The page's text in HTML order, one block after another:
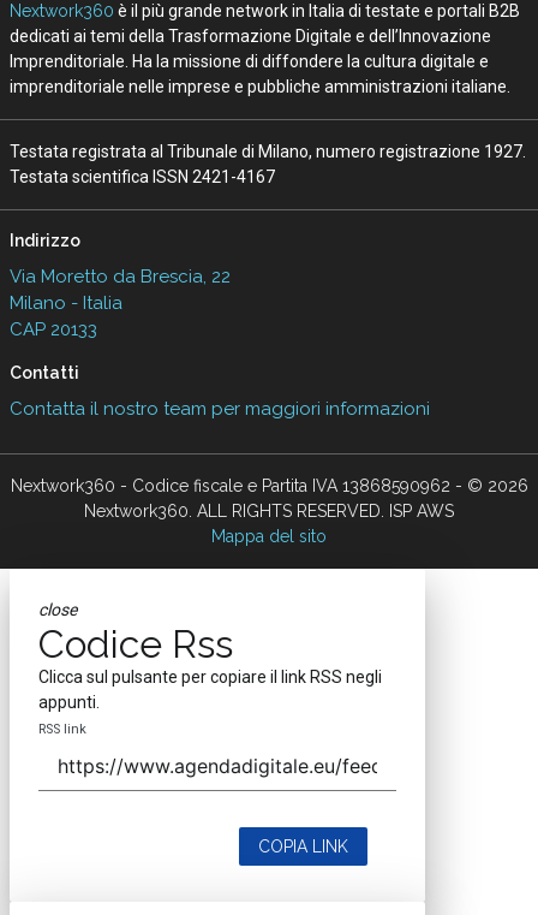
Nextwork360 è il più grande network in Italia di testate e portali B2B
dedicati ai temi della Trasformazione Digitale e dell’Innovazione
Imprenditoriale. Ha la missione di diffondere la cultura digitale e
imprenditoriale nelle imprese e pubbliche amministrazioni italiane.
Testata registrata al Tribunale di Milano, numero registrazione 1927.
Testata scientifica ISSN 2421-4167
Indirizzo
Via Moretto da Brescia, 22
Milano - Italia
CAP 20133
Contatti
Contatta il nostro team per maggiori informazioni
Nextwork360 - Codice fiscale e Partita IVA 13868590962 - © 2026
Nextwork360. ALL RIGHTS RESERVED. ISP AWS
Mappa del sito
close
Codice Rss
Clicca sul pulsante per copiare il link RSS negli
appunti.
RSS link
COPIA LINK